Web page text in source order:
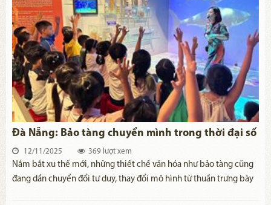
Đà Nẵng: Bảo tàng chuyển mình trong thời đại số
12/11/2025 369 lượt xem
Nắm bắt xu thế mới, những thiết chế văn hóa như bảo tàng cũng
đang dần chuyển đổi tư duy, thay đổi mô hình từ thuần trưng bày